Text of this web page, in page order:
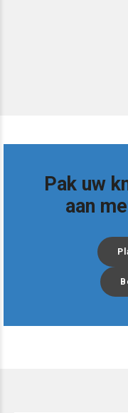
Pak uw
aan